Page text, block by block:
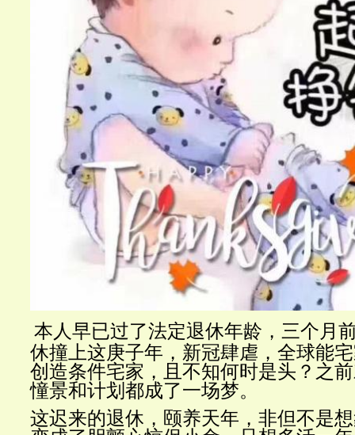
本人早已过了法定退休年龄，三个月
休撞上这庚子年，新冠肆虐，全球能
创造条件宅家，且不知何时是头？之
憧景和计划都成了一场梦。
这迟来的退休，颐养天年，非但不是